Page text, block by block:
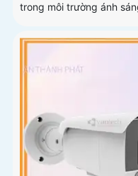
trong môi trường ánh